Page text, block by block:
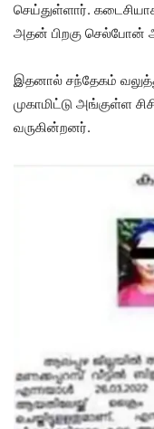
செய்துள்ளார்.
அதன் பிறகு செல்போன்
இதனால் சந்தேகம்
முகாமிட்டு அங்குள்ள
வருகின்றனர்.